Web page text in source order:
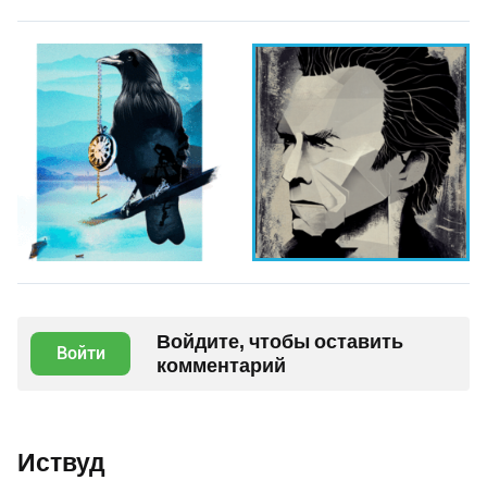
Войти
Войдите, чтобы оставить
комментарий
Иствуд